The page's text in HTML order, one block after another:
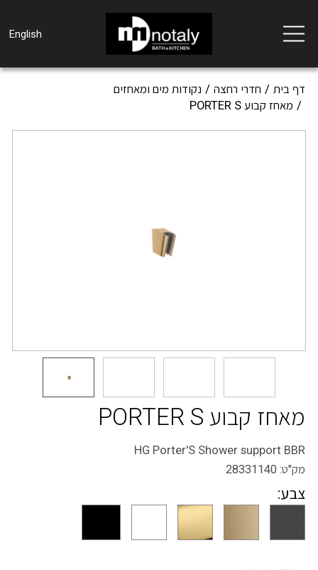
Toggle
navigation
English
דף בית חדרי רחצה
נקודות מים ומאחזים
מאחז קבוע PORTER S
מאחז קבוע PORTER S
HG Porter'S Shower support BBR
מק"ט:28331140
צבע: